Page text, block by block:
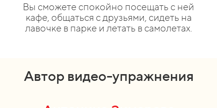
Вы сможете спокойно посещать с ней
кафе, общаться с друзьями, сидеть на
лавочке в парке и летать в самолетах.
Автор видео-упражнения